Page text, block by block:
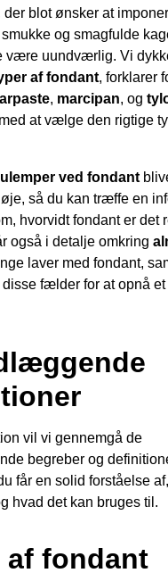
der blot ønsker at
og smagfulde
være uundværlig. Vi
af fondant, forklarer
, marcipan, og
at vælge den rigtige
ved fondant
så du kan træffe en
hvorvidt fondant er det
også i detalje omkring
laver med fondant,
disse fælder for at opnå et
vil vi gennemgå de
begreber og
får en solid forståelse
hvad det kan bruges til.
af fondant